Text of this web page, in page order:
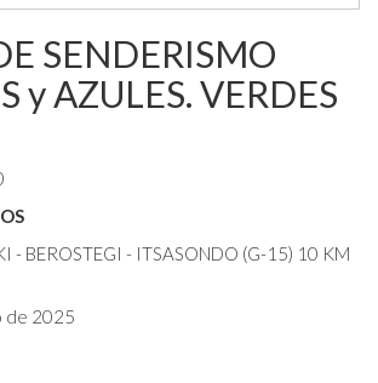
SENDERISMO
y AZULES. VERDES
- BEROSTEGI - ITSASONDO (G-15) 10 KM
de 2025